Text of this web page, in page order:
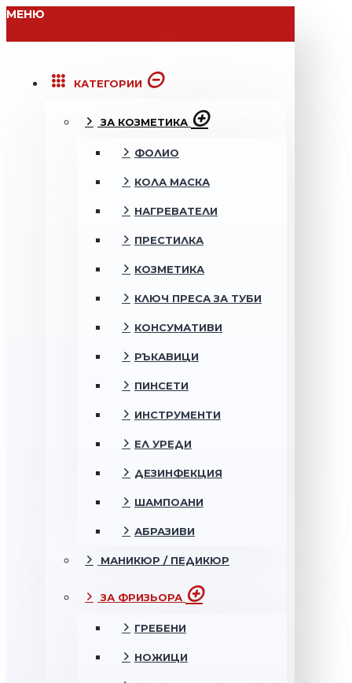
МЕНЮ
КАТЕГОРИИ
ЗА КОЗМЕТИКА
ФОЛИО
КОЛА МАСКА
НАГРЕВАТЕЛИ
ПРЕСТИЛКА
КОЗМЕТИКА
КЛЮЧ ПРЕСА ЗА ТУБИ
КОНСУМАТИВИ
РЪКАВИЦИ
ПИНСЕТИ
ИНСТРУМЕНТИ
ЕЛ УРЕДИ
ДЕЗИНФЕКЦИЯ
ШАМПОАНИ
АБРАЗИВИ
МАНИКЮР / ПЕДИКЮР
ЗА ФРИЗЬОРА
ГРЕБЕНИ
НОЖИЦИ